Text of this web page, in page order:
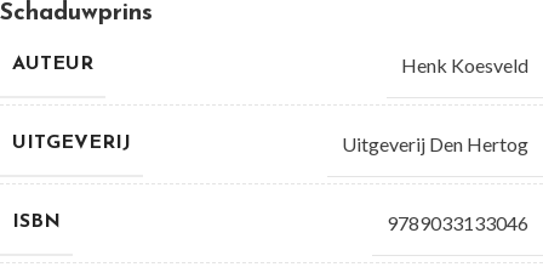
Schaduwprins
AUTEUR Henk Koesveld
UITGEVERIJ Uitgeverij Den Hertog
ISBN 9789033133046